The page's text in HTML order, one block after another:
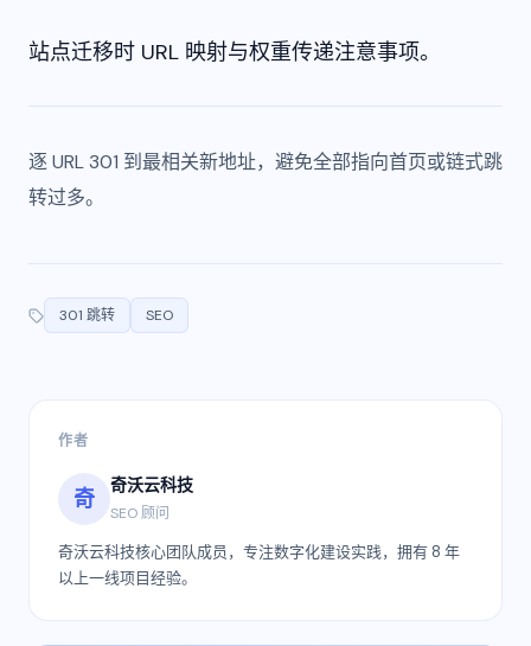
站点迁移时 URL 映射与权重传递注意事项。
逐 URL 301 到最相关新地址，避免全部指向首页或链式跳
转过多。
301 跳转 SEO
作者
奇 奇沃云科技
SEO 顾问
奇沃云科技核心团队成员，专注数字化建设实践，拥有 8 年
以上一线项目经验。